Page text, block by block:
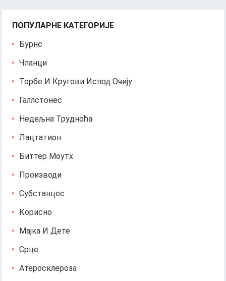
ПОПУЛАРНЕ КАТЕГОРИЈЕ
Бурнс
Чланци
Торбе И Кругови Испод Очију
Галлстонес
Недељна Трудноћа
Лацтатион
Биттер Моутх
Производи
Субстанцес
Корисно
Мајка И Дете
Срце
Атеросклероза